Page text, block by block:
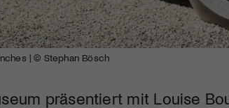
| © Stephan Bösch
präsentiert mit Louise
werden